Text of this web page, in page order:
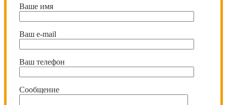
Ваше имя
Ваш e-mail
Ваш телефон
Сообщение